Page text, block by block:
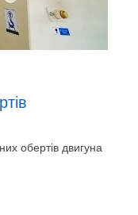
обертів двигуна